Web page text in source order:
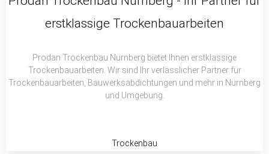
r
p
erstklassige Trockenbauarbeiten
Prodan Trockenbau Nürnberg bietet Ihnen erstklassige
Trockenbauarbeiten. Wir sind Ihr verlässlicher Partner für
Trockenbauarbeiten, Bauwerksabdichtungen und mehr in Nürnberg
und Umgebung.
Trockenbau